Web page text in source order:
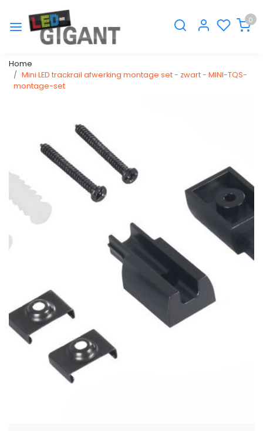
0
Home
Mini LED trackrail afwerking montage set - zwart - MINI-TQS-
montage-set